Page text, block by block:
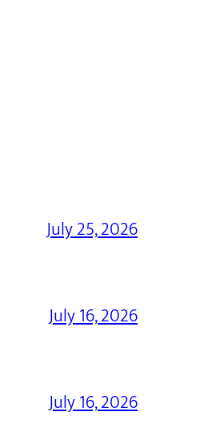
July 25, 2026
July 16, 2026
July 16, 2026